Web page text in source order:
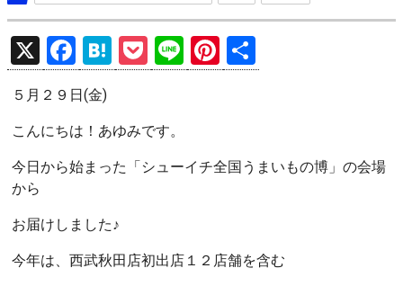
X
F
a
ce
b
o
k
H
at
n
a
P
o
et
Li
n
Pi
nt
t
有
５月２９日(金)
こんにちは！あゆみです。
今日から始まった「シューイチ全国うまいもの博」の会場
から
お届けしました♪
今年は、西武秋田店初出店１２店舗を含む